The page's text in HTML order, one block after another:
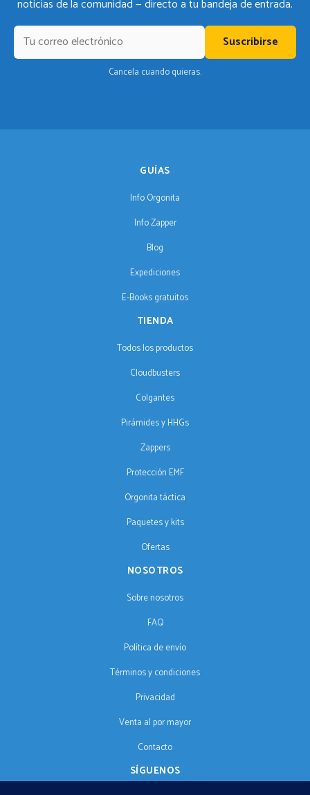
noticias de la comunidad — directo a tu bandeja de entrada.
Suscribirse
Cancela cuando quieras.
GUÍAS
Info Orgonita
Info Zapper
Blog
Expediciones
E-Books gratuitos
TIENDA
Todos los productos
Cloudbusters
Colgantes
Pirámides y HHGs
Zappers
Protección EMF
Orgonita táctica
Paquetes y kits
Ofertas
NOSOTROS
Sobre nosotros
FAQ
Política de envío
Términos y condiciones
Privacidad
Venta al por mayor
Contacto
SÍGUENOS